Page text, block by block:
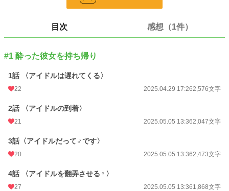
小説 229,000 位 / 229,000 件
恋愛 66,399 位 / 66,399 件
お気に入り 33
24h.ポイント
文字数 20,303
更新日時
初回公開日時 2025.03.19 21:58
週間ポイント 56 pt (43,374 位)
目次 感想（1件）
#1 酔った彼女を持ち帰り
1話 〈アイドルは遅れてくる〉
22 2025.04.29 17:262,576文字
2話 〈アイドルの到着〉
21 2025.05.05 13:362,047文字
3話〈アイドルだって♂です〉
20 2025.05.05 13:362,473文字
4話 〈アイドルを翻弄させる♀〉
27 2025.05.05 13:361,868文字